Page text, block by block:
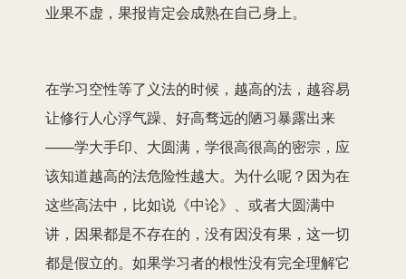
业果不虚，果报肯定会成熟在自己身上。
在学习空性等了义法的时候，越高的法，越容易
让修行人心浮气躁、好高骛远的陋习暴露出来
——学大手印、大圆满，学很高很高的密宗，应
该知道越高的法危险性越大。为什么呢？因为在
这些高法中，比如说《中论》、或者大圆满中
讲，因果都是不存在的，没有因没有果，这一切
都是假立的。如果学习者的根性没有完全理解它